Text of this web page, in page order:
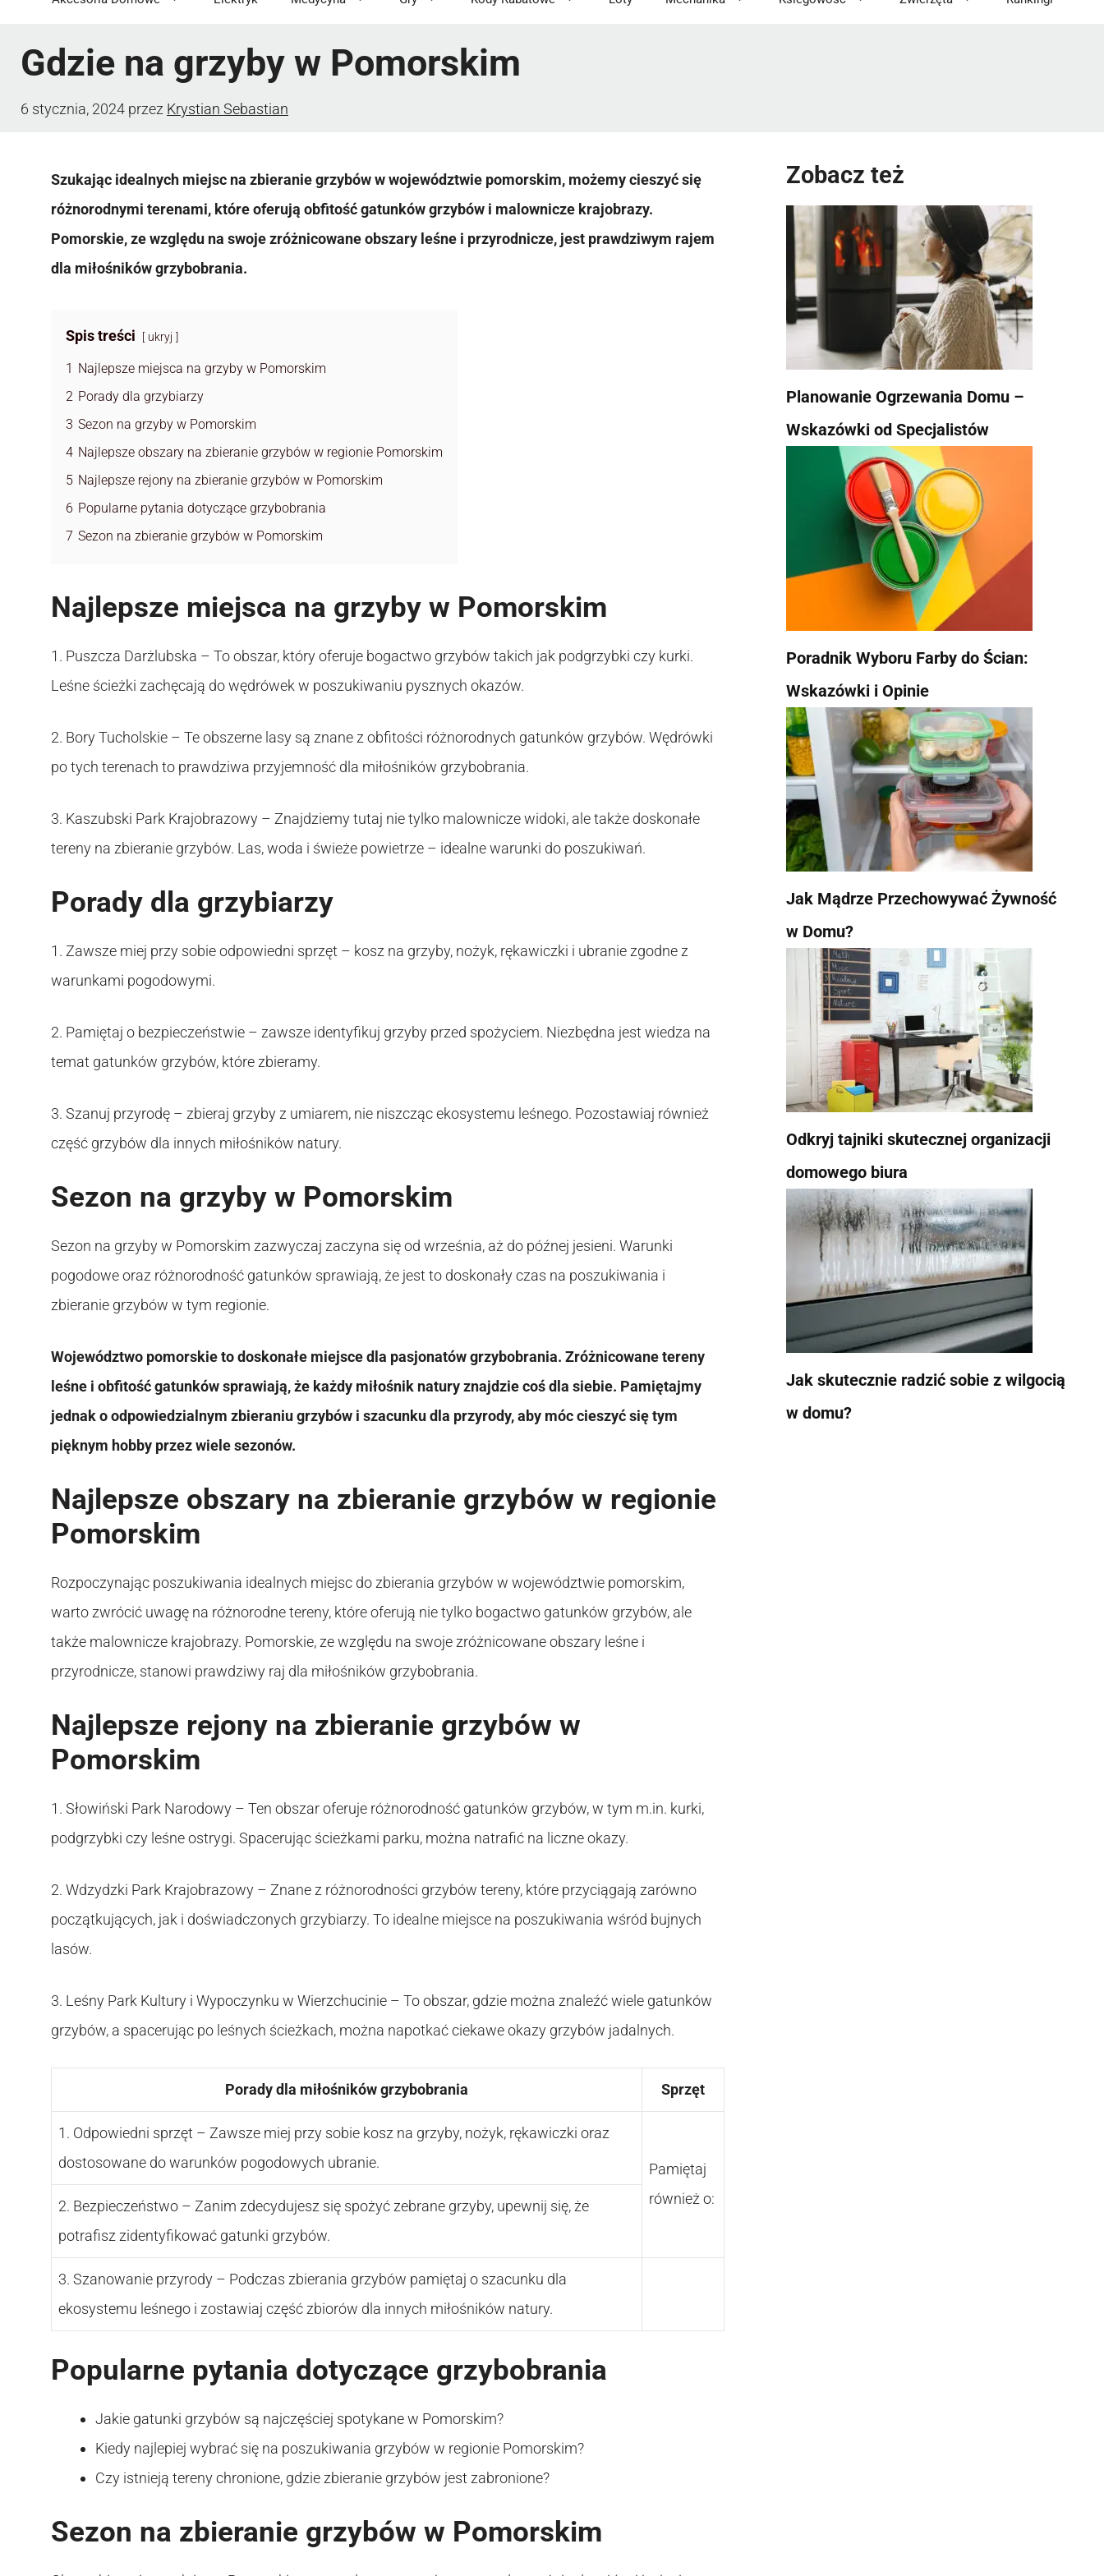
Gdzie na grzyby w Pomorskim
6 stycznia, 2024 przez Krystian Sebastian
Szukając idealnych miejsc na zbieranie grzybów w województwie pomorskim, możemy cieszyć się
różnorodnymi terenami, które oferują obfitość gatunków grzybów i malownicze krajobrazy.
Pomorskie, ze względu na swoje zróżnicowane obszary leśne i przyrodnicze, jest prawdziwym rajem
dla miłośników grzybobrania.
Spis treści ukryj
1
Najlepsze miejsca na grzyby w Pomorskim
2 Porady dla grzybiarzy
3 Sezon na grzyby w Pomorskim
4 Najlepsze obszary na zbieranie grzybów w regionie Pomorskim
5 Najlepsze rejony na zbieranie grzybów w Pomorskim
6 Popularne pytania dotyczące grzybobrania
7 Sezon na zbieranie grzybów w Pomorskim
Najlepsze miejsca na grzyby w Pomorskim
1. Puszcza Darżlubska – To obszar, który oferuje bogactwo grzybów takich jak podgrzybki czy kurki.
Leśne ścieżki zachęcają do wędrówek w poszukiwaniu pysznych okazów.
2. Bory Tucholskie – Te obszerne lasy są znane z obfitości różnorodnych gatunków grzybów. Wędrówki
po tych terenach to prawdziwa przyjemność dla miłośników grzybobrania.
3. Kaszubski Park Krajobrazowy – Znajdziemy tutaj nie tylko malownicze widoki, ale także doskonałe
tereny na zbieranie grzybów. Las, woda i świeże powietrze – idealne warunki do poszukiwań.
Porady dla grzybiarzy
1. Zawsze miej przy sobie odpowiedni sprzęt – kosz na grzyby, nożyk, rękawiczki i ubranie zgodne z
warunkami pogodowymi.
2. Pamiętaj o bezpieczeństwie – zawsze identyfikuj grzyby przed spożyciem. Niezbędna jest wiedza na
temat gatunków grzybów, które zbieramy.
3. Szanuj przyrodę – zbieraj grzyby z umiarem, nie niszcząc ekosystemu leśnego. Pozostawiaj również
część grzybów dla innych miłośników natury.
Sezon na grzyby w Pomorskim
Sezon na grzyby w Pomorskim zazwyczaj zaczyna się od września, aż do późnej jesieni. Warunki
pogodowe oraz różnorodność gatunków sprawiają, że jest to doskonały czas na poszukiwania i
zbieranie grzybów w tym regionie.
Województwo pomorskie to doskonałe miejsce dla pasjonatów grzybobrania. Zróżnicowane tereny
leśne i obfitość gatunków sprawiają, że każdy miłośnik natury znajdzie coś dla siebie. Pamiętajmy
jednak o odpowiedzialnym zbieraniu grzybów i szacunku dla przyrody, aby móc cieszyć się tym
pięknym hobby przez wiele sezonów.
Najlepsze obszary na zbieranie grzybów w regionie
Pomorskim
Rozpoczynając poszukiwania idealnych miejsc do zbierania grzybów w województwie pomorskim,
warto zwrócić uwagę na różnorodne tereny, które oferują nie tylko bogactwo gatunków grzybów, ale
także malownicze krajobrazy. Pomorskie, ze względu na swoje zróżnicowane obszary leśne i
przyrodnicze, stanowi prawdziwy raj dla miłośników grzybobrania.
Najlepsze rejony na zbieranie grzybów w
Pomorskim
1. Słowiński Park Narodowy – Ten obszar oferuje różnorodność gatunków grzybów, w tym m.in. kurki,
podgrzybki czy leśne ostrygi. Spacerując ścieżkami parku, można natrafić na liczne okazy.
2. Wdzydzki Park Krajobrazowy – Znane z różnorodności grzybów tereny, które przyciągają zarówno
początkujących, jak i doświadczonych grzybiarzy. To idealne miejsce na poszukiwania wśród bujnych
lasów.
3. Leśny Park Kultury i Wypoczynku w Wierzchucinie – To obszar, gdzie można znaleźć wiele gatunków
grzybów, a spacerując po leśnych ścieżkach, można napotkać ciekawe okazy grzybów jadalnych.
Porady dla miłośników grzybobrania Sprzęt
1. Odpowiedni sprzęt – Zawsze miej przy sobie kosz na grzyby, nożyk, rękawiczki oraz
dostosowane do warunków pogodowych ubranie.
Pamiętaj
również o:
2. Bezpieczeństwo – Zanim zdecydujesz się spożyć zebrane grzyby, upewnij się, że
potrafisz zidentyfikować gatunki grzybów.
3. Szanowanie przyrody – Podczas zbierania grzybów pamiętaj o szacunku dla
ekosystemu leśnego i zostawiaj część zbiorów dla innych miłośników natury.
Popularne pytania dotyczące grzybobrania
Jakie gatunki grzybów są najczęściej spotykane w Pomorskim?
Kiedy najlepiej wybrać się na poszukiwania grzybów w regionie Pomorskim?
Czy istnieją tereny chronione, gdzie zbieranie grzybów jest zabronione?
Sezon na zbieranie grzybów w Pomorskim
Zobacz też
Planowanie Ogrzewania Domu –
Wskazówki od Specjalistów
Poradnik Wyboru Farby do Ścian:
Wskazówki i Opinie
Jak Mądrze Przechowywać Żywność
w Domu?
Odkryj tajniki skutecznej organizacji
domowego biura
Jak skutecznie radzić sobie z wilgocią
w domu?